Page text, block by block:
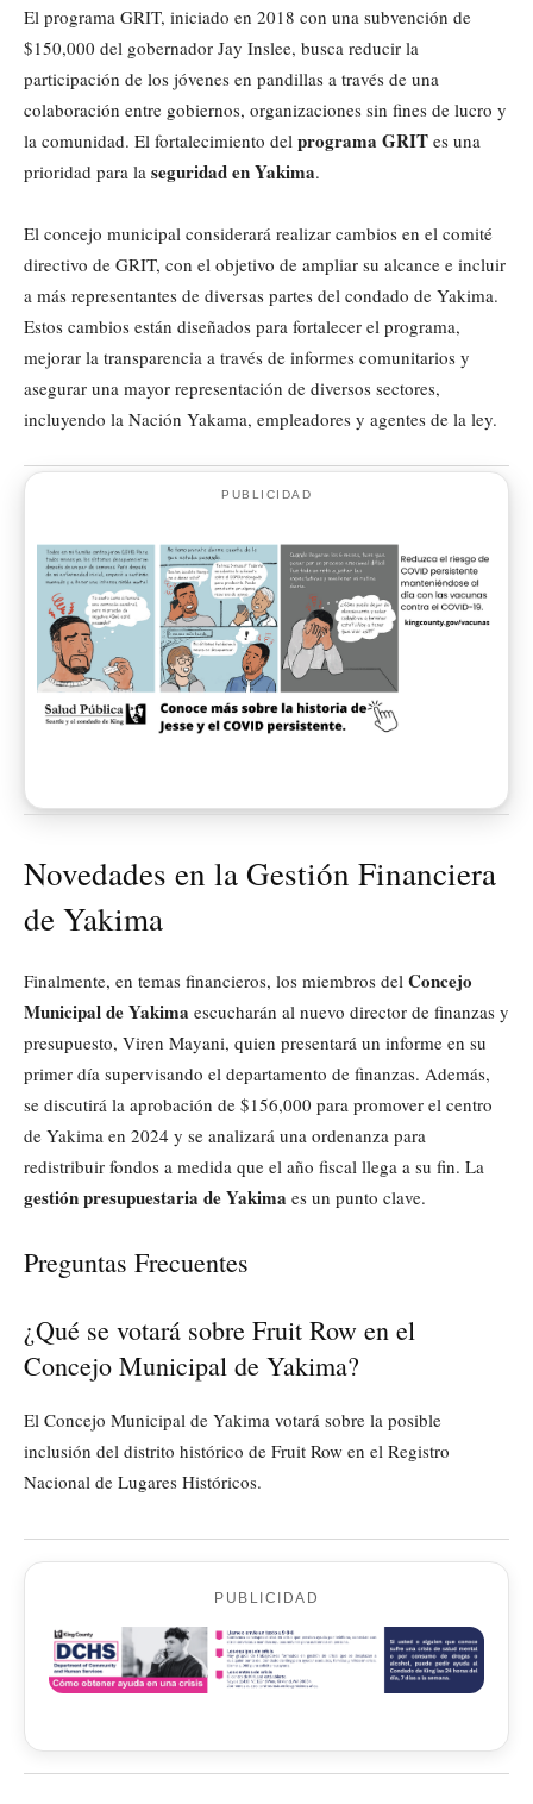
El programa GRIT, iniciado en 2018 con una subvención de
$150,000 del gobernador Jay Inslee, busca reducir la
participación de los jóvenes en pandillas a través de una
colaboración entre gobiernos, organizaciones sin fines de lucro y
la comunidad. El fortalecimiento del programa GRIT es una
prioridad para la seguridad en Yakima.
El concejo municipal considerará realizar cambios en el comité
directivo de GRIT, con el objetivo de ampliar su alcance e incluir
a más representantes de diversas partes del condado de Yakima.
Estos cambios están diseñados para fortalecer el programa,
mejorar la transparencia a través de informes comunitarios y
asegurar una mayor representación de diversos sectores,
incluyendo la Nación Yakama, empleadores y agentes de la ley.
PUBLICIDAD
Novedades en la Gestión Financiera
de Yakima
Finalmente, en temas financieros, los miembros del Concejo
Municipal de Yakima escucharán al nuevo director de finanzas y
presupuesto, Viren Mayani, quien presentará un informe en su
primer día supervisando el departamento de finanzas. Además,
se discutirá la aprobación de $156,000 para promover el centro
de Yakima en 2024 y se analizará una ordenanza para
redistribuir fondos a medida que el año fiscal llega a su fin. La
gestión presupuestaria de Yakima es un punto clave.
Preguntas Frecuentes
¿Qué se votará sobre Fruit Row en el
Concejo Municipal de Yakima?
El Concejo Municipal de Yakima votará sobre la posible
inclusión del distrito histórico de Fruit Row en el Registro
Nacional de Lugares Históricos.
PUBLICIDAD